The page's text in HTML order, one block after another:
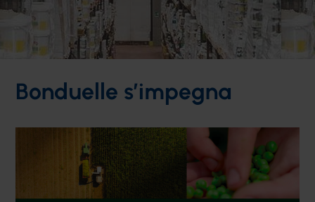
Bonduelle s’impegna